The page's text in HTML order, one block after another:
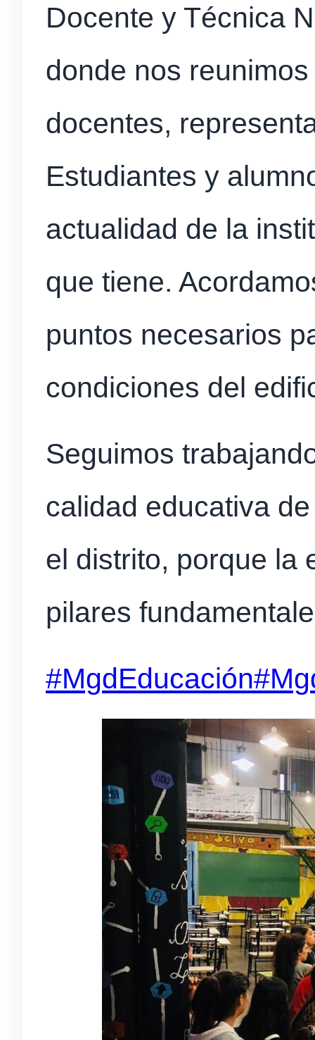
Docente y Técnica
donde nos
docentes,
Estudiantes y
actualidad de la
que tiene.
puntos necesarios
condiciones del
Seguimos
calidad educativa
el distrito, porque la
pilares
#MgdEducación